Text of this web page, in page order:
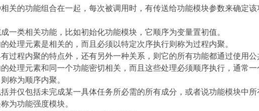
关的功能组合在一起，每次被调用时，有传送给功能模块参数来确定
一类相关功能，比如初始化功能模块，它顺序为变量置初值。
处理元素是相关的，而且必须以特定次序执行则称为过程内聚。
过程内聚的特点外，还有另外一种关系，则它的所有功能都通过使用公
处理元素和同一个功能密切相关，而且这些处理必须顺序执行，通常
称为顺序内聚。
并仅包括未完成某一具体任务所必需的所有成分，或者说功能模块中所
为功能强度模块。